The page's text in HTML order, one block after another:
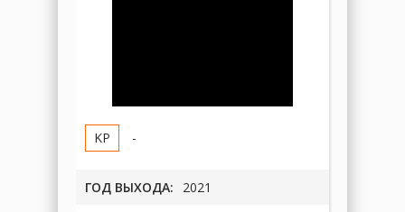
-
ГОД ВЫХОДА: 2021